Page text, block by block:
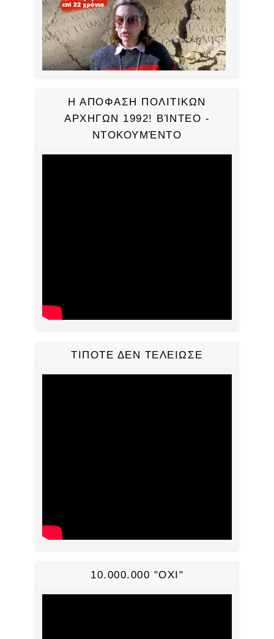
Η ΑΠΟΦΑΣΗ ΠΟΛΙΤΙΚΩΝ
ΑΡΧΗΓΩΝ 1992! ΒΊΝΤΕΟ -
ΝΤΟΚΟΥΜΈΝΤΟ
ΤΙΠΟΤΕ ΔΕΝ ΤΕΛΕΙΩΣΕ
10.000.000 "ΟΧΙ"